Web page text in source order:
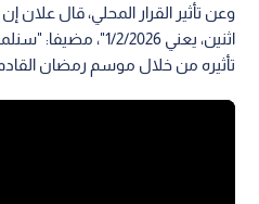
وعن تأثير القرار المحلي، قال علان
اثنين، يعني 1/2/
تأثيره من خلال موسم رمضان